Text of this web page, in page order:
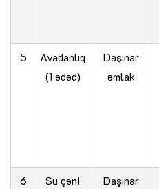
5
Avadanlıq
(1 ədəd)
Daşınar
əmlak
6
Su çəni
Daşınar